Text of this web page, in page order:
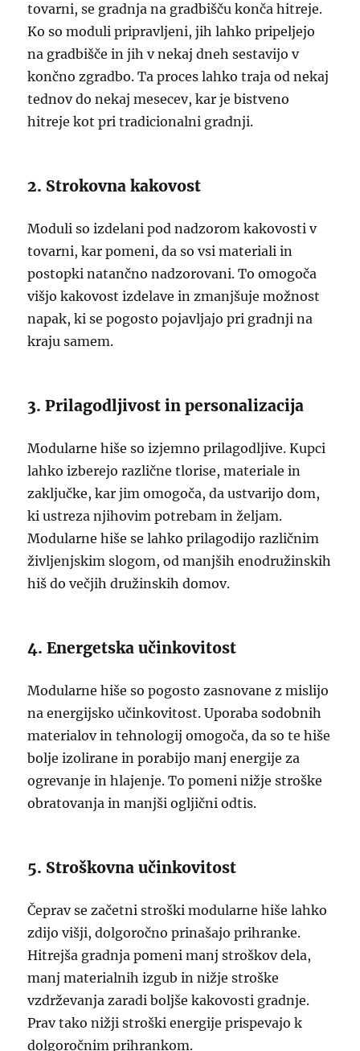
tovarni, se gradnja na gradbišču konča hitreje.
Ko so moduli pripravljeni, jih lahko pripeljejo
na gradbišče in jih v nekaj dneh sestavijo v
končno zgradbo. Ta proces lahko traja od nekaj
tednov do nekaj mesecev, kar je bistveno
hitreje kot pri tradicionalni gradnji.
2. Strokovna kakovost
Moduli so izdelani pod nadzorom kakovosti v
tovarni, kar pomeni, da so vsi materiali in
postopki natančno nadzorovani. To omogoča
višjo kakovost izdelave in zmanjšuje možnost
napak, ki se pogosto pojavljajo pri gradnji na
kraju samem.
3. Prilagodljivost in personalizacija
Modularne hiše so izjemno prilagodljive. Kupci
lahko izberejo različne tlorise, materiale in
zaključke, kar jim omogoča, da ustvarijo dom,
ki ustreza njihovim potrebam in željam.
Modularne hiše se lahko prilagodijo različnim
življenjskim slogom, od manjših enodružinskih
hiš do večjih družinskih domov.
4. Energetska učinkovitost
Modularne hiše so pogosto zasnovane z mislijo
na energijsko učinkovitost. Uporaba sodobnih
materialov in tehnologij omogoča, da so te hiše
bolje izolirane in porabijo manj energije za
ogrevanje in hlajenje. To pomeni nižje stroške
obratovanja in manjši ogljični odtis.
5. Stroškovna učinkovitost
Čeprav se začetni stroški modularne hiše lahko
zdijo višji, dolgoročno prinašajo prihranke.
Hitrejša gradnja pomeni manj stroškov dela,
manj materialnih izgub in nižje stroške
vzdrževanja zaradi boljše kakovosti gradnje.
Prav tako nižji stroški energije prispevajo k
dolgoročnim prihrankom.